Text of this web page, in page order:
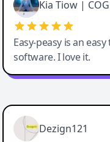
Kia Tiow |
Easy-peasy is an
software. I love it.
Easy-Peasy AI
Dezign121